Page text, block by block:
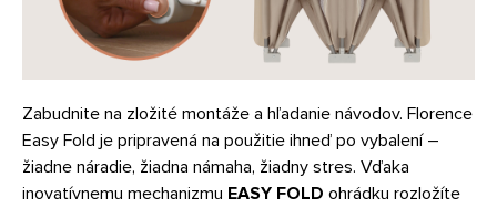
Zabudnite na zložité montáže a hľadanie návodov. Florence
Easy Fold je pripravená na použitie ihneď po vybalení –
žiadne náradie, žiadna námaha, žiadny stres. Vďaka
inovatívnemu mechanizmu EASY FOLD ohrádku rozložíte